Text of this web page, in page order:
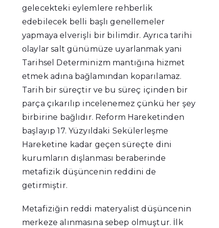
gelecekteki eylemlere rehberlik
edebilecek belli başlı genellemeler
yapmaya elverişli bir bilimdir. Ayrıca tarihi
olaylar salt günümüze uyarlanmak yani
Tarihsel Determinizm mantığına hizmet
etmek adına bağlamından koparılamaz.
Tarih bir süreçtir ve bu süreç içinden bir
parça çıkarılıp incelenemez çünkü her şey
birbirine bağlıdır. Reform Hareketinden
başlayıp 17. Yüzyıldaki Sekülerleşme
Hareketine kadar geçen süreçte dini
kurumların dışlanması beraberinde
metafizik düşüncenin reddini de
getirmiştir.
Metafiziğin reddi materyalist düşüncenin
merkeze alınmasına sebep olmuştur. İlk